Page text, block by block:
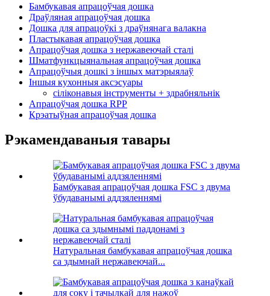
Бамбукавая апрацоўчая дошка
Драўляная апрацоўчая дошка
Дошка для апрацоўкі з драўнянага валакна
Пластыкавая апрацоўчая дошка
Апрацоўчая дошка з нержавеючай сталі
Шматфункцыянальная апрацоўчая дошка
Апрацоўчыя дошкі з іншых матэрыялаў
Іншыя кухонныя аксэсуары
сіліконавыя інструменты + здрабняльнік
Апрацоўчая дошка RPP
Крэатыўная апрацоўчая дошка
Рэкамендаваныя тавары
Бамбукавая апрацоўчая дошка FSC з двума
ўбудаванымі аддзяленнямі
Натуральная бамбукавая апрацоўчая дошка
са здымнай нержавеючай...